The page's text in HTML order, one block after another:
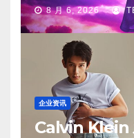
8 月 6, 2026
企业资讯
Calvin Klein